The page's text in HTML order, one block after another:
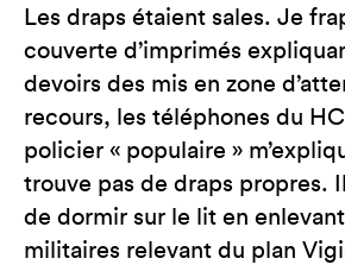
Les draps étaient sales. Je
couverte d’imprimés
devoirs des mis en zone
recours, les téléphones du
policier « populaire »
trouve pas de draps propres.
de dormir sur le lit en
militaires relevant du plan